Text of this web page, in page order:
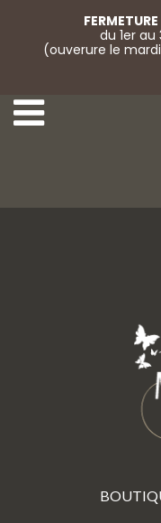
du 1er au
(ouverure le